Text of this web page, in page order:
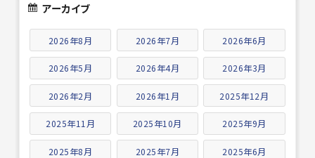
アーカイブ
2026年8月 2026年7月 2026年6月
2026年5月 2026年4月 2026年3月
2026年2月 2026年1月 2025年12月
2025年11月 2025年10月 2025年9月
2025年8月 2025年7月 2025年6月